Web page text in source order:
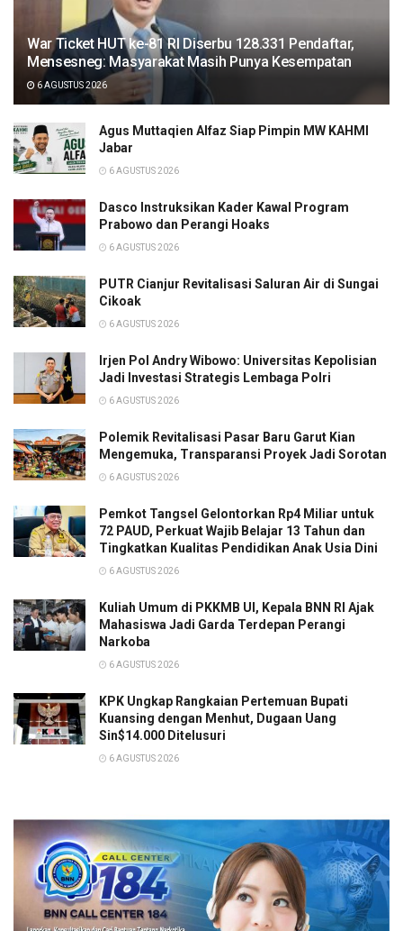
War Ticket HUT ke-81 RI Diserbu 128.331 Pendaftar,
Mensesneg: Masyarakat Masih Punya Kesempatan
6 AGUSTUS 2026
Agus Muttaqien Alfaz Siap Pimpin MW KAHMI
Jabar
6 AGUSTUS 2026
Dasco Instruksikan Kader Kawal Program
Prabowo dan Perangi Hoaks
6 AGUSTUS 2026
PUTR Cianjur Revitalisasi Saluran Air di Sungai
Cikoak
6 AGUSTUS 2026
Irjen Pol Andry Wibowo: Universitas Kepolisian
Jadi Investasi Strategis Lembaga Polri
6 AGUSTUS 2026
Polemik Revitalisasi Pasar Baru Garut Kian
Mengemuka, Transparansi Proyek Jadi Sorotan
6 AGUSTUS 2026
Pemkot Tangsel Gelontorkan Rp4 Miliar untuk
72 PAUD, Perkuat Wajib Belajar 13 Tahun dan
Tingkatkan Kualitas Pendidikan Anak Usia Dini
6 AGUSTUS 2026
Kuliah Umum di PKKMB UI, Kepala BNN RI Ajak
Mahasiswa Jadi Garda Terdepan Perangi
Narkoba
6 AGUSTUS 2026
KPK Ungkap Rangkaian Pertemuan Bupati
Kuansing dengan Menhut, Dugaan Uang
Sin$14.000 Ditelusuri
6 AGUSTUS 2026